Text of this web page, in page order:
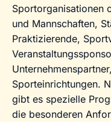
Sportorganisationen
und Mannschaften,
Praktizierende,
Sporteinrichtungen.
gibt es spezielle
die besonderen